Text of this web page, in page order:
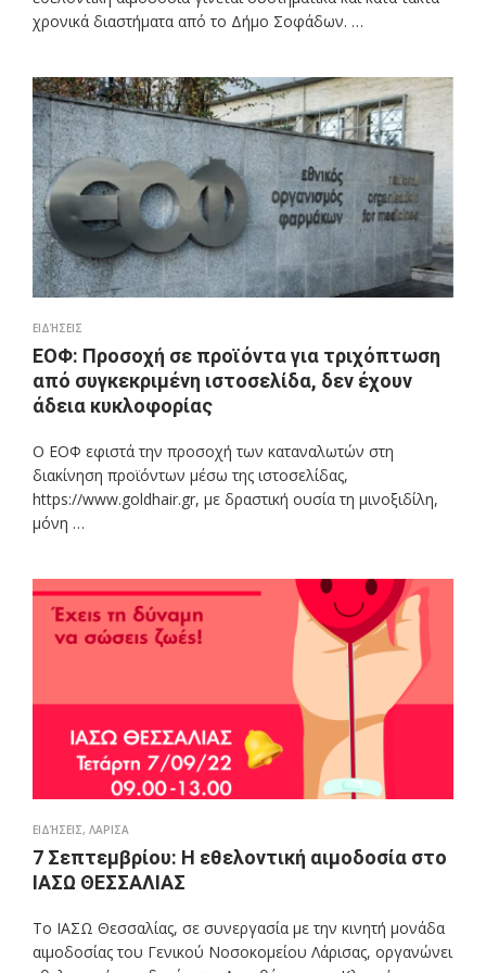
χρονικά διαστήματα από το Δήμο Σοφάδων. …
ΕΙΔΉΣΕΙΣ
ΕΟΦ: Προσοχή σε προϊόντα για τριχόπτωση
από συγκεκριμένη ιστοσελίδα, δεν έχουν
άδεια κυκλοφορίας
Ο ΕΟΦ εφιστά την προσοχή των καταναλωτών στη
διακίνηση προϊόντων μέσω της ιστοσελίδας,
https://www.goldhair.gr, με δραστική ουσία τη μινοξιδίλη,
μόνη …
ΕΙΔΉΣΕΙΣ, ΛΑΡΙΣΑ
7 Σεπτεμβρίου: Η εθελοντική αιμοδοσία στο
ΙΑΣΩ ΘΕΣΣΑΛΙΑΣ
Το ΙΑΣΩ Θεσσαλίας, σε συνεργασία με την κινητή μονάδα
αιμοδοσίας του Γενικού Νοσοκομείου Λάρισας, οργανώνει